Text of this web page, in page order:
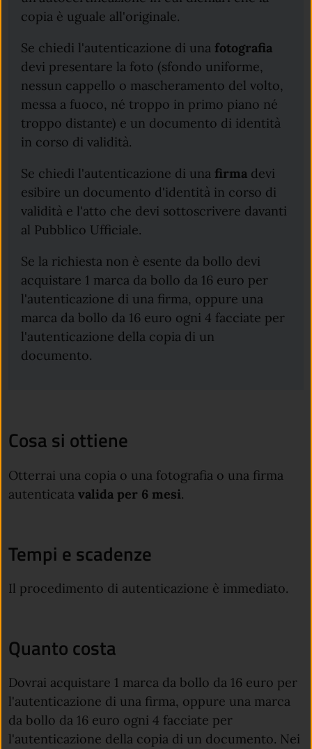
copia è uguale all'originale.
Se chiedi l'autenticazione di una fotografia
devi presentare la foto (sfondo uniforme,
nessun cappello o mascheramento del volto,
messa a fuoco, né troppo in primo piano né
troppo distante) e un documento di identità
in corso di validità.
Se chiedi l'autenticazione di una firma devi
esibire un documento d'identità in corso di
validità e l'atto che devi sottoscrivere davanti
al Pubblico Ufficiale.
Se la richiesta non è esente da bollo devi
acquistare 1 marca da bollo da 16 euro per
l'autenticazione di una firma, oppure una
marca da bollo da 16 euro ogni 4 facciate per
l'autenticazione della copia di un
documento.
Cosa si ottiene
Otterrai una copia o una fotografia o una firma
autenticata valida per 6 mesi.
Tempi e scadenze
Il procedimento di autenticazione è immediato.
Quanto costa
Dovrai acquistare 1 marca da bollo da 16 euro per
l'autenticazione di una firma, oppure una marca
da bollo da 16 euro ogni 4 facciate per
l'autenticazione della copia di un documento. Nei